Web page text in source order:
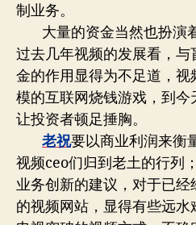
制业务。
大量的资金当然也扮演
过去几年视频的发展看，
金的作用显得为不足道，
模的互联网烧钱游戏，到
让投资者顿足捶胸。
老祝要以商业利润来衡
视频ceo们归到老土的行列
业务创新的建议，对于已
的视频网站，显得有些远水